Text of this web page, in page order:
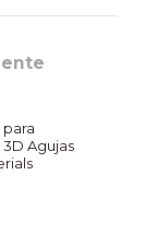
Agujas